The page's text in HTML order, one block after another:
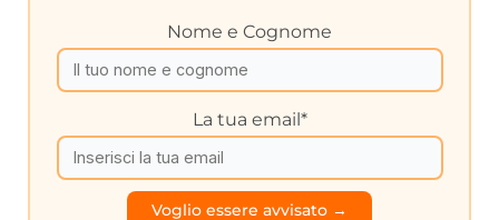
Nome e Cognome
La tua email*